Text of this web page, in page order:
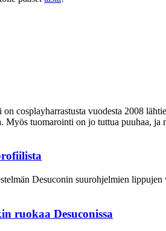
cosplayharrastusta vuodesta 2008
tuomarointi on jo tuttua puuhaa,
Desuconin suurohjelmien
ruokaa Desuconissa